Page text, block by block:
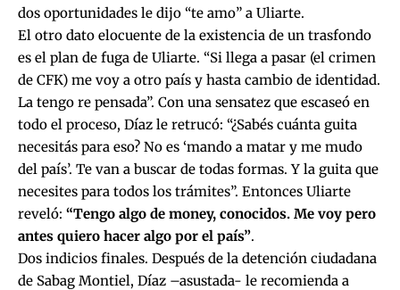
dos oportunidades le dijo “te amo” a Uliarte.
El otro dato elocuente de la existencia de un trasfondo
es el plan de fuga de Uliarte. “Si llega a pasar (el crimen
de CFK) me voy a otro país y hasta cambio de identidad.
La tengo re pensada”. Con una sensatez que escaseó en
todo el proceso, Díaz le retrucó: “¿Sabés cuánta guita
necesitás para eso? No es ‘mando a matar y me mudo
del país’. Te van a buscar de todas formas. Y la guita que
necesites para todos los trámites”. Entonces Uliarte
reveló: “Tengo algo de money, conocidos. Me voy pero
antes quiero hacer algo por el país”.
Dos indicios finales. Después de la detención ciudadana
de Sabag Montiel, Díaz –asustada- le recomienda a